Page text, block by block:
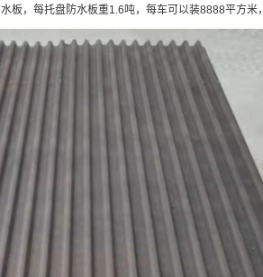
板，每托盘防水板重1.6吨，每车可以装8888平方米，